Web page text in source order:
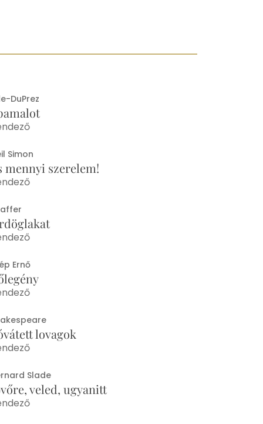
DuPrez
Simon
mennyi szerelem!
Ernő
lovagok
Slade
veled, ugyanitt